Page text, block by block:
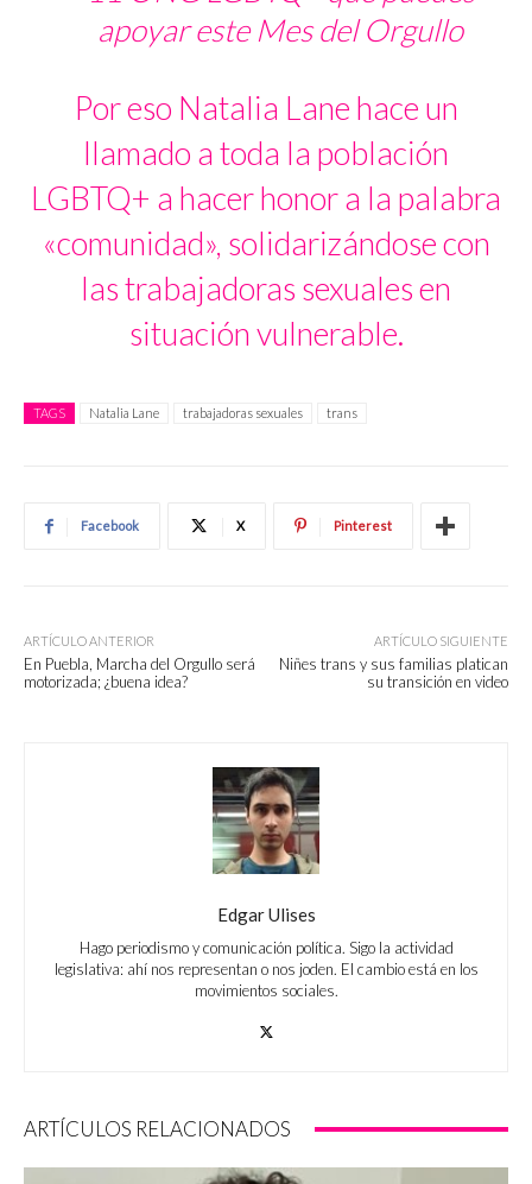
apoyar este Mes del Orgullo
Por eso Natalia Lane hace un
llamado a toda la población
LGBTQ+ a hacer honor a la palabra
«comunidad», solidarizándose con
las trabajadoras sexuales en
situación vulnerable.
TAGS Natalia Lane trabajadoras sexuales trans
Facebook X Pinterest
ARTÍCULO ANTERIOR
En Puebla, Marcha del Orgullo será
motorizada; ¿buena idea?
ARTÍCULO SIGUIENTE
Niñes trans y sus familias platican
su transición en video
Edgar Ulises
Hago periodismo y comunicación política. Sigo la actividad
legislativa: ahí nos representan o nos joden. El cambio está en los
movimientos sociales.
ARTÍCULOS RELACIONADOS